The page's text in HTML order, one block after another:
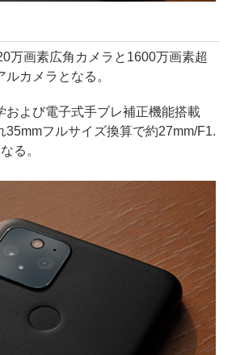
万画素広角カメラと1600万画素超
カメラとなる。
よび電子式手ブレ補正機能搭載
35mmフルサイズ換算で約27mm/F1.
る。